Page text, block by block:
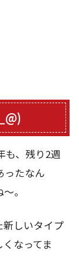
も、残り2週
ったなん
。
新しいタイプ
なってま